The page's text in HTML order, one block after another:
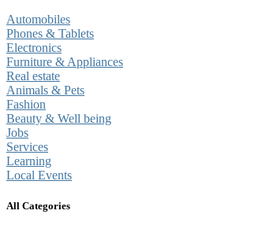
Automobiles
Phones & Tablets
Electronics
Furniture & Appliances
Real estate
Animals & Pets
Fashion
Beauty & Well being
Jobs
Services
Learning
Local Events
All Categories